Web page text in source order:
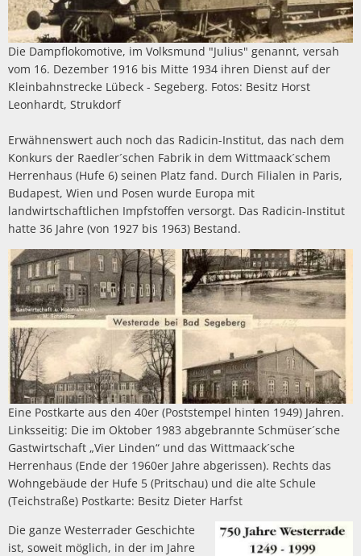
Die Dampflokomotive, im Volksmund "Julius" genannt, versah
vom 16. Dezember 1916 bis Mitte 1934 ihren Dienst auf der
Kleinbahnstrecke Lübeck - Segeberg. Fotos: Besitz Horst
Leonhardt, Strukdorf
Erwähnenswert auch noch das Radicin-Institut, das nach dem
Konkurs der Raedler´schen Fabrik in dem Wittmaack´schem
Herrenhaus (Hufe 6) seinen Platz fand. Durch Filialen in Paris,
Budapest, Wien und Posen wurde Europa mit
landwirtschaftlichen Impfstoffen versorgt. Das Radicin-Institut
hatte 36 Jahre (von 1927 bis 1963) Bestand.
Eine Postkarte aus den 40er (Poststempel hinten 1949) Jahren.
Linksseitig: Die im Oktober 1983 abgebrannte Schmüser´sche
Gastwirtschaft „Vier Linden“ und das Wittmaack´sche
Herrenhaus (Ende der 1960er Jahre abgerissen). Rechts das
Wohngebäude der Hufe 5 (Pritschau) und die alte Schule
(Teichstraße) Postkarte: Besitz Dieter Harfst
Die ganze Westerrader Geschichte
ist, soweit möglich, in der im Jahre